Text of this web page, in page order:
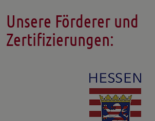
Unsere Förderer und
Zertifizierungen: